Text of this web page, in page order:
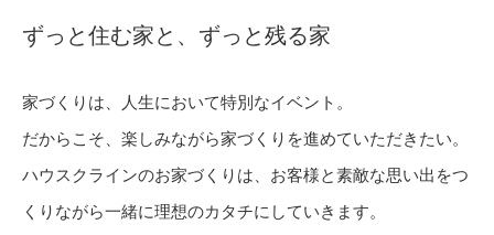
ずっと住む家と、ずっと残る家
家づくりは、人生において特別なイベント。
だからこそ、楽しみながら家づくりを進めていただきたい。
ハウスクラインのお家づくりは、お客様と素敵な思い出をつ
くりながら一緒に理想のカタチにしていきます。